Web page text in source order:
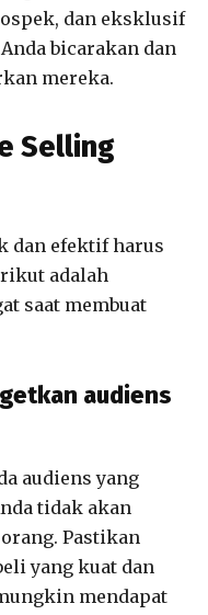
dan eksklusif
bicarakan dan
mereka.
Selling
dan efektif harus
adalah
saat membuat
audiens
audiens yang
tidak akan
Pastikan
yang kuat dan
mendapat